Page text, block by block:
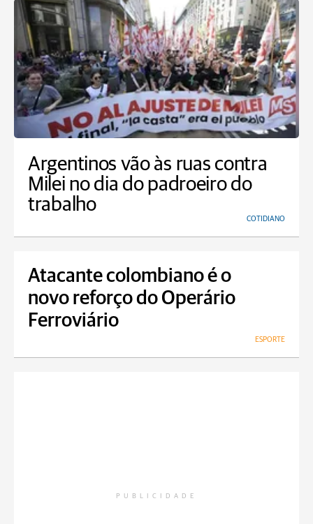
Argentinos vão às ruas contra
Milei no dia do padroeiro do
trabalho
COTIDIANO
Atacante colombiano é o
novo reforço do Operário
Ferroviário
ESPORTE
PUBLICIDADE